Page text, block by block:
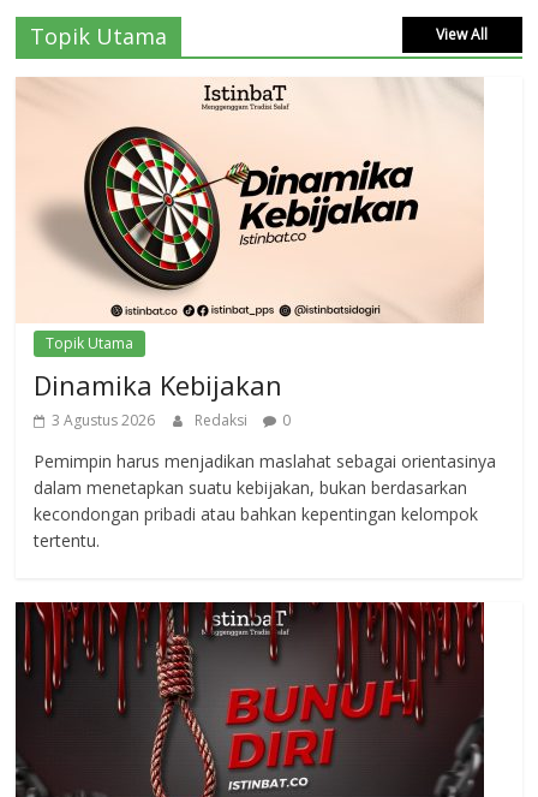
Topik Utama View All
Topik Utama
Dinamika Kebijakan
3 Agustus 2026 Redaksi 0
Pemimpin harus menjadikan maslahat sebagai orientasinya
dalam menetapkan suatu kebijakan, bukan berdasarkan
kecondongan pribadi atau bahkan kepentingan kelompok
tertentu.